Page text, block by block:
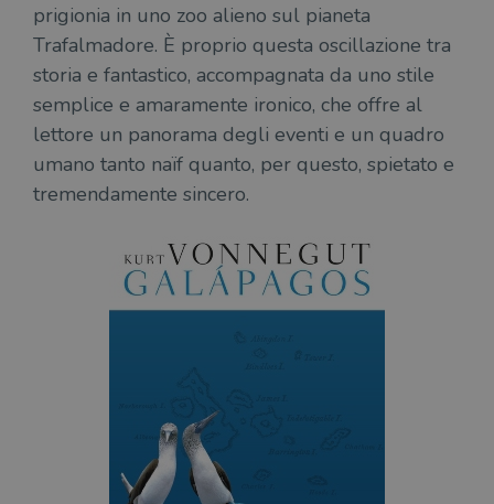
prigionia in uno zoo alieno sul pianeta
Trafalmadore. È proprio questa oscillazione tra
storia e fantastico, accompagnata da uno stile
semplice e amaramente ironico, che offre al
lettore un panorama degli eventi e un quadro
umano tanto naïf quanto, per questo, spietato e
tremendamente sincero.